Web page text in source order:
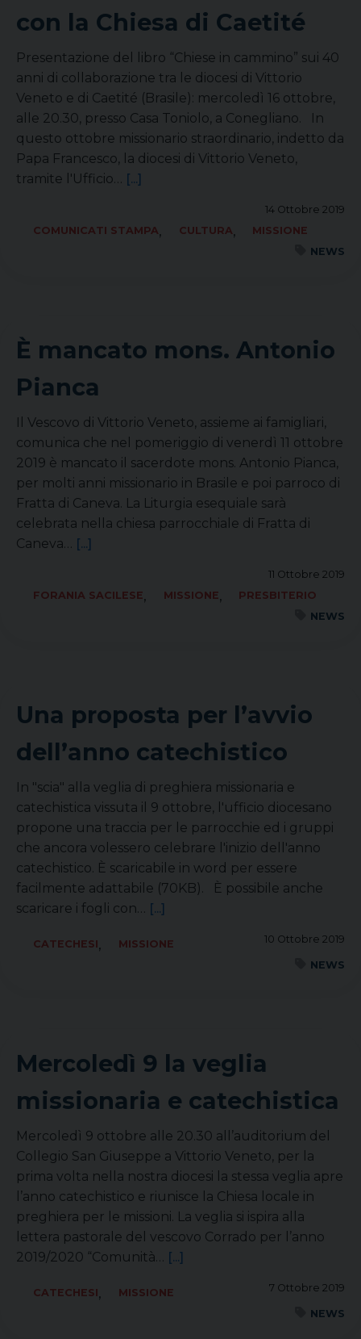
con la Chiesa di Caetité
Presentazione del libro “Chiese in cammino” sui 40
anni di collaborazione tra le diocesi di Vittorio
Veneto e di Caetité (Brasile): mercoledì 16 ottobre,
alle 20.30, presso Casa Toniolo, a Conegliano. In
questo ottobre missionario straordinario, indetto da
Papa Francesco, la diocesi di Vittorio Veneto,
tramite l'Ufficio… [...]
14 Ottobre 2019
COMUNICATI STAMPA, CULTURA,
MISSIONE
NEWS
È mancato mons. Antonio
Pianca
Il Vescovo di Vittorio Veneto, assieme ai famigliari,
comunica che nel pomeriggio di venerdì 11 ottobre
2019 è mancato il sacerdote mons. Antonio Pianca,
per molti anni missionario in Brasile e poi parroco di
Fratta di Caneva. La Liturgia esequiale sarà
celebrata nella chiesa parrocchiale di Fratta di
Caneva… [...]
11 Ottobre 2019
FORANIA SACILESE, MISSIONE,
PRESBITERIO
NEWS
Una proposta per l’avvio
dell’anno catechistico
In "scia" alla veglia di preghiera missionaria e
catechistica vissuta il 9 ottobre, l'ufficio diocesano
propone una traccia per le parrocchie ed i gruppi
che ancora volessero celebrare l'inizio dell'anno
catechistico. È scaricabile in word per essere
facilmente adattabile (70KB). È possibile anche
scaricare i fogli con… [...]
10 Ottobre 2019
CATECHESI,
MISSIONE
NEWS
Mercoledì 9 la veglia
missionaria e catechistica
Mercoledì 9 ottobre alle 20.30 all’auditorium del
Collegio San Giuseppe a Vittorio Veneto, per la
prima volta nella nostra diocesi la stessa veglia apre
l’anno catechistico e riunisce la Chiesa locale in
preghiera per le missioni. La veglia si ispira alla
lettera pastorale del vescovo Corrado per l’anno
2019/2020 “Comunità… [...]
7 Ottobre 2019
CATECHESI,
MISSIONE
NEWS